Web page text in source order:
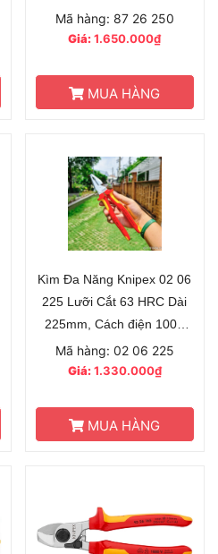
Volt
Mã hàng: 87 26 250
Giá:1.650.000₫
MUA HÀNG
Kìm Đa Năng Knipex 02 06
225 Lưỡi Cắt 63 HRC Dài
225mm, Cách điện 1000
Volt
Mã hàng: 02 06 225
Giá:1.330.000₫
MUA HÀNG